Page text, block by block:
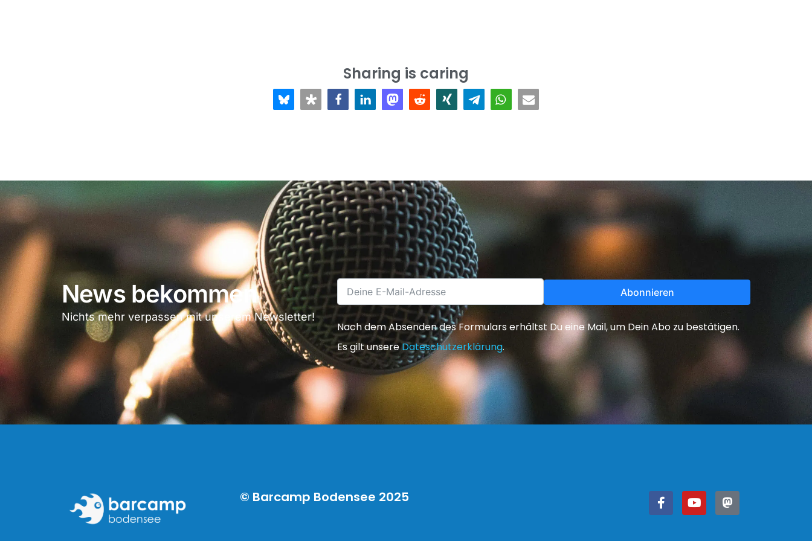
Sharing is caring
News bekommen
Nichts mehr verpassen mit unserem Newsletter!
Abonnieren
Nach dem Absenden des Formulars erhältst Du eine Mail, um Dein Abo zu bestätigen.
Es gilt unsereDateschutzerklärung.
© Barcamp Bodensee 2025